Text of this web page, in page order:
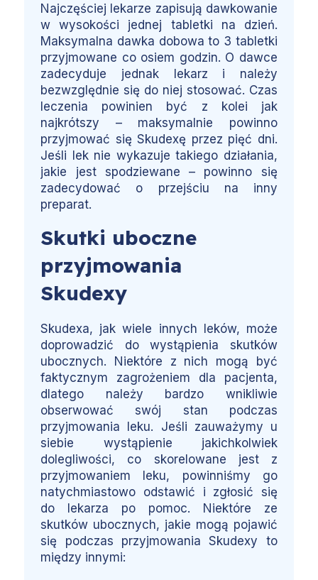
Najczęściej lekarze zapisują dawkowanie
w wysokości jednej tabletki na dzień.
Maksymalna dawka dobowa to 3 tabletki
przyjmowane co osiem godzin. O dawce
zadecyduje jednak lekarz i należy
bezwzględnie się do niej stosować. Czas
leczenia powinien być z kolei jak
najkrótszy – maksymalnie powinno
przyjmować się Skudexę przez pięć dni.
Jeśli lek nie wykazuje takiego działania,
jakie jest spodziewane – powinno się
zadecydować o przejściu na inny
preparat.
Skutki uboczne
przyjmowania
Skudexy
Skudexa, jak wiele innych leków, może
doprowadzić do wystąpienia skutków
ubocznych. Niektóre z nich mogą być
faktycznym zagrożeniem dla pacjenta,
dlatego należy bardzo wnikliwie
obserwować swój stan podczas
przyjmowania leku. Jeśli zauważymy u
siebie wystąpienie jakichkolwiek
dolegliwości, co skorelowane jest z
przyjmowaniem leku, powinniśmy go
natychmiastowo odstawić i zgłosić się
do lekarza po pomoc. Niektóre ze
skutków ubocznych, jakie mogą pojawić
się podczas przyjmowania Skudexy to
między innymi: